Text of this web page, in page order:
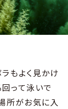
もよく見かけ
って泳いで
所がお気に入